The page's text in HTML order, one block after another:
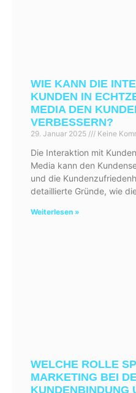
WIE KANN DIE
KUNDEN IN
MEDIA DEN
VERBESSERN?
29. Januar 2025 Keine
Die Interaktion mit
Media kann den
und die
detaillierte Gründe, wie
Weiterlesen »
WELCHE ROLLE
MARKETING BEI
KUNDENBINDUNG